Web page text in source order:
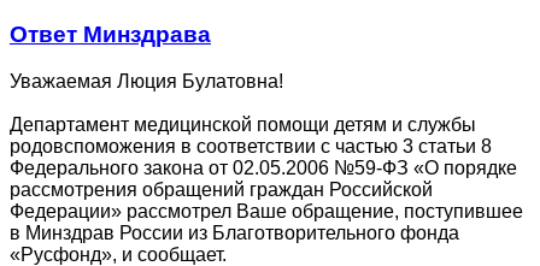
Ответ Минздрава
Уважаемая Люция Булатовна!
Департамент медицинской помощи детям и службы
родовспоможения в соответствии с частью 3 статьи 8
Федерального закона от 02.05.2006 №59-ФЗ «О порядке
рассмотрения обращений граждан Российской
Федерации» рассмотрел Ваше обращение, поступившее
в Минздрав России из Благотворительного фонда
«Русфонд», и сообщает.